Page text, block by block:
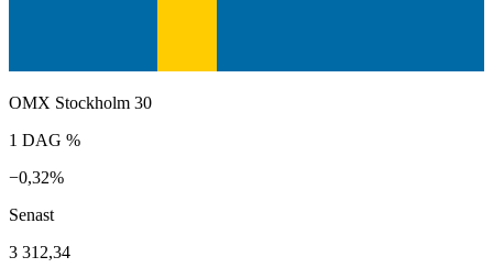
OMX Stockholm 30
1 DAG %
−0,32%
Senast
3 312,34